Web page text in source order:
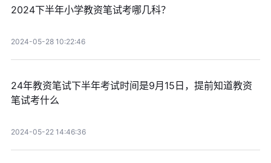
2024下半年小学教资笔试考哪几科？
2024-05-28 10:22:46
24年教资笔试下半年考试时间是9月15日，提前知道教资
笔试考什么
2024-05-22 14:46:36